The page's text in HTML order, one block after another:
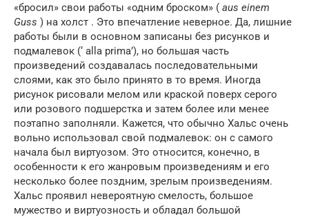
«бросил» свои работы «одним броском» ( aus einem
Guss ) на холст . Это впечатление неверное. Да, лишние
работы были в основном записаны без рисунков и
подмалевок (‘ alla prima’), но большая часть
произведений создавалась последовательными
слоями, как это было принято в то время. Иногда
рисунок рисовали мелом или краской поверх серого
или розового подшерстка и затем более или менее
поэтапно заполняли. Кажется, что обычно Хальс очень
вольно использовал свой подмалевок: он с самого
начала был виртуозом. Это относится, конечно, в
особенности к его жанровым произведениям и его
несколько более поздним, зрелым произведениям.
Хальс проявил невероятную смелость, большое
мужество и виртуозность и обладал большой